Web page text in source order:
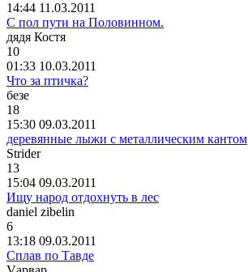
14:44 11.03.2011
С пол пути на Половинном.
дядя Костя
10
01:33 10.03.2011
Что за птичка?
безе
18
15:30 09.03.2011
деревянные лыжи с металлическим кантом
Strider
13
15:04 09.03.2011
Ищу народ отдохнуть в лес
daniel zibelin
6
13:18 09.03.2011
Сплав по Тавде